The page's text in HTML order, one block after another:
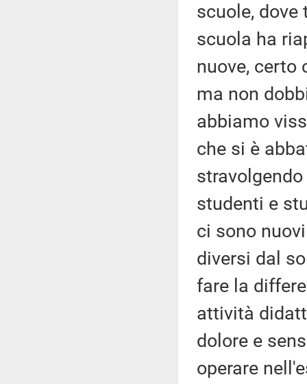
scuole,
scuola ha
nuove, certo
ma non
abbiamo
che si è
studenti e
ci sono
diversi dal
fare la
attività
dolore e
operare